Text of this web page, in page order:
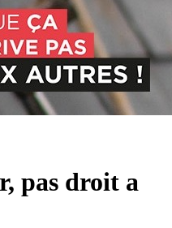
pas droit a